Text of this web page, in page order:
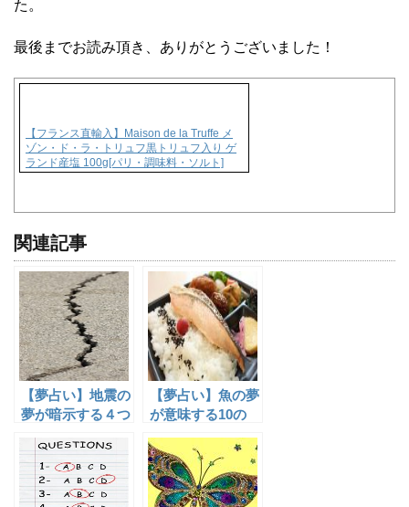
た。
最後までお読み頂き、ありがとうございました！
【フランス直輸入】Maison de la Truffe メ
ゾン・ド・ラ・トリュフ黒トリュフ入り ゲ
ランド産塩 100g[パリ・調味料・ソルト]
関連記事
【夢占い】地震の
夢が暗示する４つ
【夢占い】魚の夢
が意味する10の